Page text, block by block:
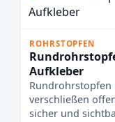
ROHRSTOPFEN
Aufkleber
verschließen
sicher und